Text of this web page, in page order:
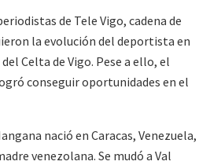
de Tele Vigo, cadena de
la evolución del deportista en
Celta de Vigo. Pese a ello, el
conseguir oportunidades en el
nació en Caracas, Venezuela,
venezolana. Se mudó a Val